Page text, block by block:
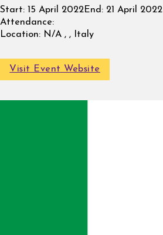
Start: 15 April 2022End: 21 April 2022
Attendance:
Location: N/A , , Italy
Visit Event Website